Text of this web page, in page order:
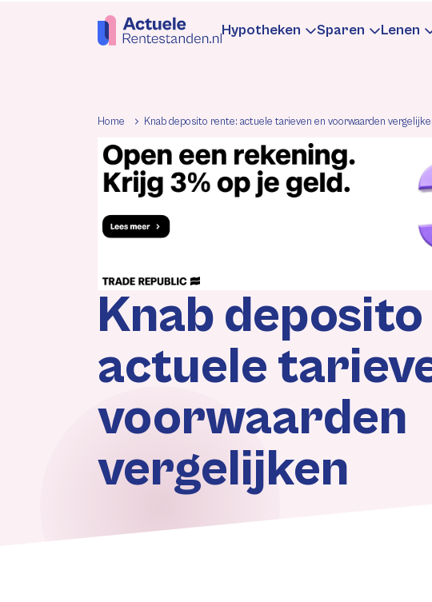
Hypotheken
Hypotheekrente
Informatie
Sparen
Spaarrente
Informatie
Berekenen
Lenen
Home Knab deposito rente: actuele tarieven en voorwaarden
Knab
actuele
voorwaarden
vergelijken